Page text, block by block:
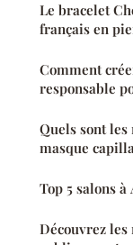
Le bracelet
français en
Comment
responsable
Quels sont
masque
Top 5 salons
Découvrez